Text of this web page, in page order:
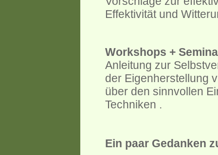
Effektivität und
Workshops +
Anleitung zur
der Eigenherstellung
über den sinnvollen
Techniken .
Ein paar Gedanken